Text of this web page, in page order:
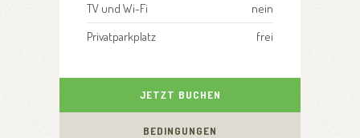
TV und Wi-Fi
nein
Privatparkplatz
frei
JETZT BUCHEN
BEDINGUNGEN